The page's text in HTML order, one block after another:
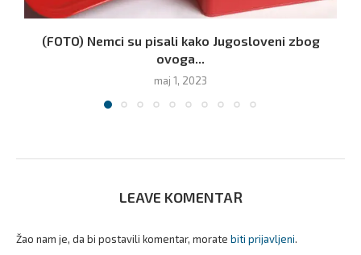
(FOTO) Nemci su pisali kako Jugosloveni zbog
ovoga...
maj 1, 2023
LEAVE KOMENTAR
Žao nam je, da bi postavili komentar, morate biti prijavljeni.